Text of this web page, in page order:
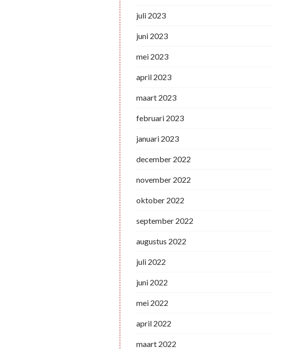
juli 2023
juni 2023
mei 2023
april 2023
maart 2023
februari 2023
januari 2023
december 2022
november 2022
oktober 2022
september 2022
augustus 2022
juli 2022
juni 2022
mei 2022
april 2022
maart 2022